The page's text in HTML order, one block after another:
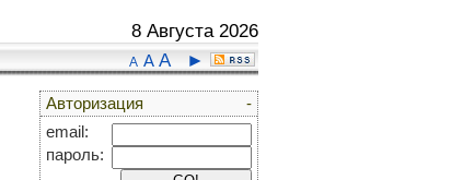
8 Августа 2026
A A A ►
-
Авторизация
email:
пароль: